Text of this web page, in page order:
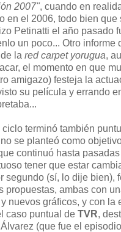
2007", cuando en
en el 2006, todo bien que
Petinatti el año pasado
un poco... Otro informe
la red carpet yorugua,
el momento en que
amigazo) festeja la
su película y errando
terminó también
se planteó como
continuó hasta
tener que estar
segundo (sí, lo dije bien),
propuestas, ambas con
nuevos gráficos, y con la
caso puntual de TVR,
(que fue el